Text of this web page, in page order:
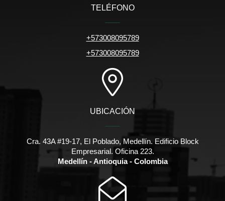
TELÉFONO
+573008095789
+573008095789
UBICACIÓN
Cra. 43A #19-17, El Poblado, Medellín. Edificio Block
Empresarial. Oficina 223.
Medellín - Antioquia - Colombia